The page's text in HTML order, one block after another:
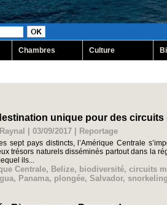
Chambres Culture
unique pour des
| 03/09/2017 Reportage
sept pays distincts, l’Amérique Centrale
trésors naturels disséminés partout dans la
ils...
Centrale, Belize, biodiversité, circuits
, Panama, plongée, Salvador, snorkeling